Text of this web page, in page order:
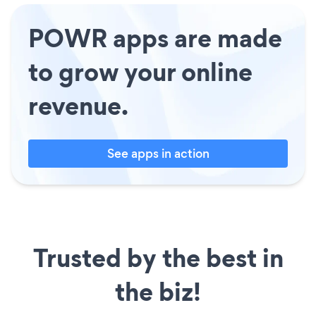
POWR apps are made
to grow your online
revenue.
See apps in action
Trusted by the best in
the biz!